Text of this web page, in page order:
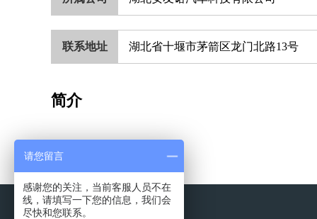
联系地址 湖北省十堰市茅箭区龙门北路13号
简介
请您留言
感谢您的关注，当前客服人员不在
线，请填写一下您的信息，我们会
尽快和您联系。